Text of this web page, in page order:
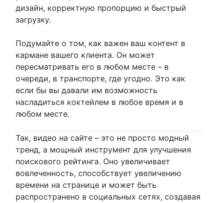
дизайн, корректную пропорцию и быстрый
загрузку.
Подумайте о том, как важен ваш контент в
кармане вашего клиента. Он может
пересматривать его в любом месте – в
очереди, в транспорте, где угодно. Это как
если бы вы давали им возможность
насладиться коктейлем в любое время и в
любом месте.
Так, видео на сайте – это не просто модный
тренд, а мощный инструмент для улучшения
поискового рейтинга. Оно увеличивает
вовлеченность, способствует увеличению
времени на странице и может быть
распространено в социальных сетях, создавая